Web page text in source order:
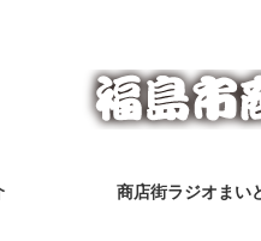
商店街ラジオまい